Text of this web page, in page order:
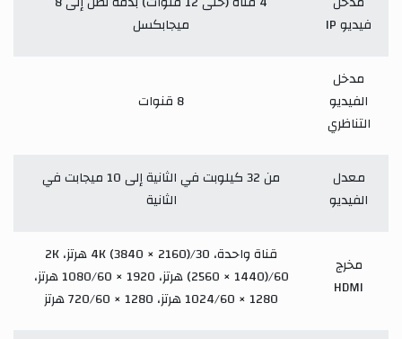
ميجابكسل
فيديو IP
8 قنوات
مدخل
الفيديو
التناظري
من 32 كيلوبت في الثانية إلى 10 ميجابت في
الثانية
معدل
الفيديو
قناة واحدة، 4K (3840 × 2160)/30 هرتز، 2K
(2560 × 1440)/60 هرتز، 1920 × 1080/60 هرتز،
1280 × 1024/60 هرتز، 1280 × 720/60 هرتز
مخرج
HDMI